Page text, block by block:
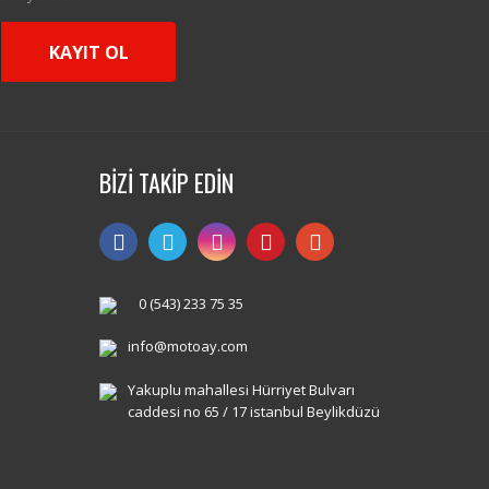
KAYIT OL
BİZİ TAKİP EDİN
0 (543) 233 75 35
info@motoay.com
Yakuplu mahallesi Hürriyet Bulvarı
caddesi no 65 / 17 istanbul Beylikdüzü